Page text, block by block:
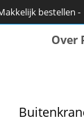
bestellen -
Over